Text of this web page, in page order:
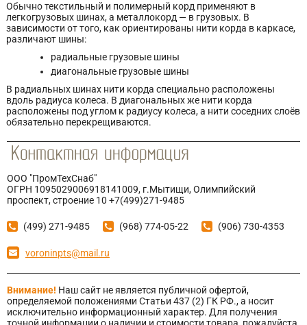
Обычно текстильный и полимерный корд применяют в
легкогрузовых шинах, а металлокорд — в грузовых. В
зависимости от того, как ориентированы нити корда в каркасе,
различают шины:
радиальные грузовые шины
диагональные грузовые шины
В радиальных шинах нити корда специально расположены
вдоль радиуса колеса. В диагональных же нити корда
расположены под углом к радиусу колеса, а нити соседних слоёв
обязательно перекрещиваются.
ООО "ПромТехСнаб"
ОГРН 1095029006918141009, г.Мытищи, Олимпийский
проспект, строение 10 +7(499)271-9485
(499) 271-9485 (968) 774-05-22 (906) 730-4353
voroninpts@mail.ru
Внимание! Наш сайт не является публичной офертой,
определяемой положениями Статьи 437 (2) ГК РФ., а носит
исключительно информационный характер. Для получения